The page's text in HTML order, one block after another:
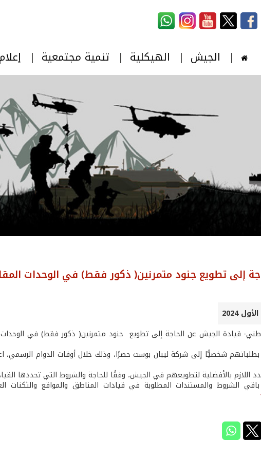
الجيش الهيكلية تنمية مجتمعية إعلام
إلى تطويع جنود متمرنين( ذكور فقط) في الوحدات
قيادة الجيش عن الحاجة إلى تطويع جنود متمرنين( ذكور فقط) في
اللازم بالأفضلية لتطويعهم في الجيش، وفقًا للحاجة والشروط التي تحددها
الشروط والمستندات المطلوبة في قيادات المناطق والمواقع والثكنات